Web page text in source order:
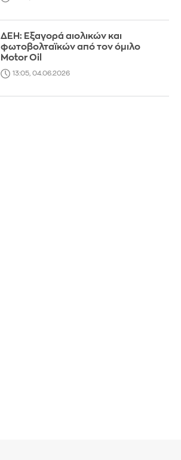
ΔΕΗ: Εξαγορά αιολικών και
φωτοβολταϊκών από τον όμιλο
Motor Oil
13:05, 04.06.2026